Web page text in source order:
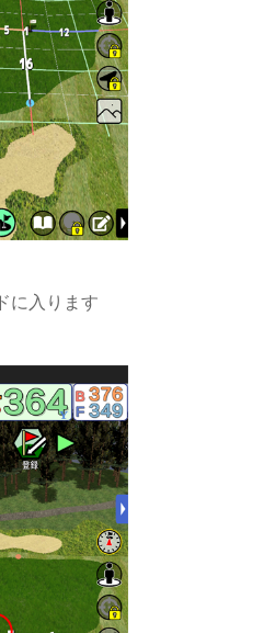
に入ります